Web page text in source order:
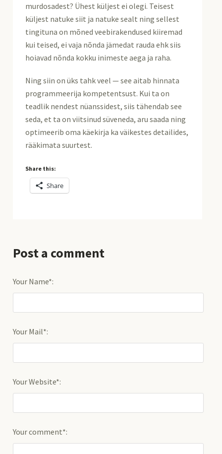
murdosadest? Ühest küljest ei olegi. Teisest
küljest natuke siit ja natuke sealt ning sellest
tingituna on mõned veebirakendused kiiremad
kui teised, ei vaja nõnda jämedat rauda ehk siis
hoiavad nõnda kokku inimeste aega ja raha.
Ning siin on üks tahk veel — see aitab hinnata
programmeerija kompetentsust. Kui ta on
teadlik nendest nüanssidest, siis tähendab see
seda, et ta on viitsinud süveneda, aru saada ning
optimeerib oma käekirja ka väikestes detailides,
rääkimata suurtest.
Share this:
Share
Post a comment
Your Name*:
Your Mail*:
Your Website*:
Your comment*: